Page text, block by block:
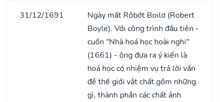
31/12/1691
Ngày mất Rôbớt Boilơ (Robert
Boyle). Với công trình đầu tiên -
cuốn "Nhà hoá học hoài nghi"
(1661) - ông đưa ra ý kiến là
hoá học có nhiệm vụ trả lời vấn
đề thế giới vật chất gồm những
gì, thành phần các chất ảnh